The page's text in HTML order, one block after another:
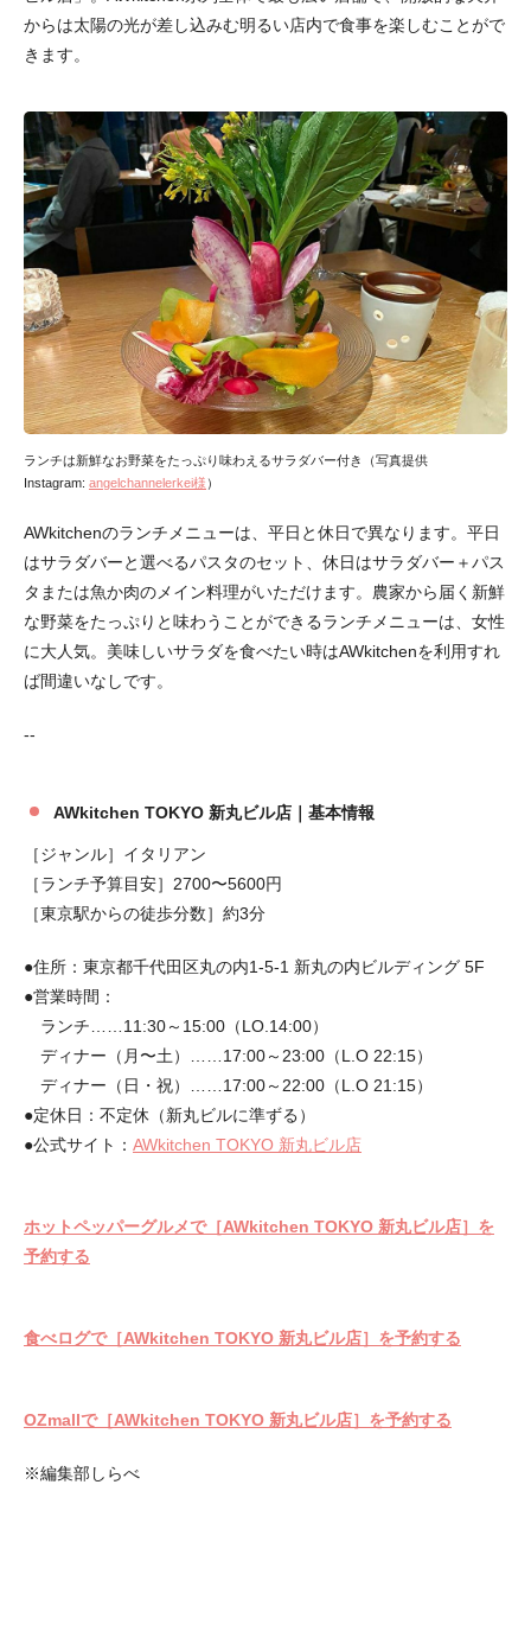
からは太陽の光が差し込みむ明るい店内で食事を楽しむことがで
きます。
ランチは新鮮なお野菜をたっぷり味わえるサラダバー付き（写真提供
Instagram: angelchannelerkei様 ）
AWkitchenのランチメニューは、平日と休日で異なります。平日
はサラダバーと選べるパスタのセット、休日はサラダバー＋パス
タまたは魚か肉のメイン料理がいただけます。農家から届く新鮮
な野菜をたっぷりと味わうことができるランチメニューは、女性
に大人気。美味しいサラダを食べたい時はAWkitchenを利用すれ
ば間違いなしです。
--
AWkitchen TOKYO 新丸ビル店｜基本情報
［ジャンル］イタリアン
［ランチ予算目安］2700〜5600円
［東京駅からの徒歩分数］約3分
●住所：東京都千代田区丸の内1-5-1 新丸の内ビルディング 5F
●営業時間：
ランチ……11:30～15:00（LO.14:00）
ディナー（月〜土）……17:00～23:00（L.O 22:15）
ディナー（日・祝）……17:00～22:00（L.O 21:15）
●定休日：不定休（新丸ビルに準ずる）
●公式サイト： AWkitchen TOKYO 新丸ビル店
ホットペッパーグルメで［AWkitchen TOKYO 新丸ビル店］を
予約する
食べログで［AWkitchen TOKYO 新丸ビル店］を予約する
OZmallで［AWkitchen TOKYO 新丸ビル店］を予約する
※編集部しらべ